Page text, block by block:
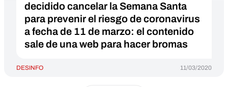
decidido cancelar la Semana Santa
para prevenir el riesgo de coronavirus
a fecha de 11 de marzo: el contenido
sale de una web para hacer bromas
DESINFO 11/03/2020